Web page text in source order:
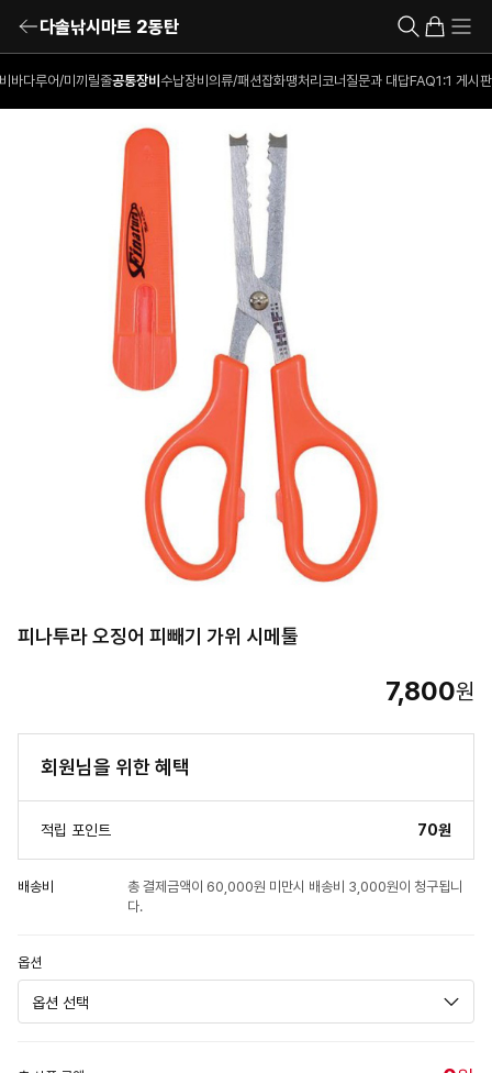
다솔낚시마트 2동탄
바다루어/미끼 릴줄공통장비 수납장비 의류/패션잡화땡처리코너 질문과 대답FAQ1:1 게시판
피나투라 오징어 피빼기 가위 시메툴
7,800원
회원님을 위한 혜택
적립 포인트 70원
배송비
총 결제금액이 60,000원 미만시 배송비 3,000원이 청구됩니
다.
옵션